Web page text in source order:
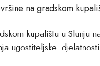
na gradskom
kupalištu u Slunju
ugostiteljske